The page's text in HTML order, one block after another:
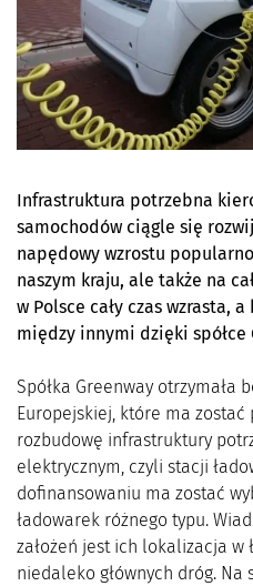
Infrastruktura potrzebna
samochodów ciągle się
napędowy wzrostu
naszym kraju, ale także na
w Polsce cały czas wzrasta,
między innymi dzięki spółce
Spółka Greenway otrzymała
Europejskiej, które ma zostać
rozbudowę infrastruktury
elektrycznym, czyli stacji
dofinansowaniu ma zostać
ładowarek różnego typu.
założeń jest ich lokalizacja w
niedaleko głównych dróg.